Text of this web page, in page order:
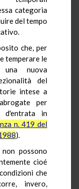
categoria
del tempo
che, per
temperare le
una nuova
del
intese a
per
d'entrata in
n. 419 del
).
possono
cioé
che
invero,